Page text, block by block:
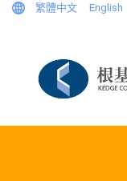
繁體中文 English